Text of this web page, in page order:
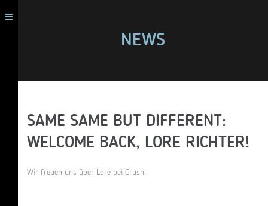
NEWS
SAME SAME BUT DIFFERENT:
WELCOME BACK, LORE RICHTER!
Wir freuen uns über Lore bei Crush!